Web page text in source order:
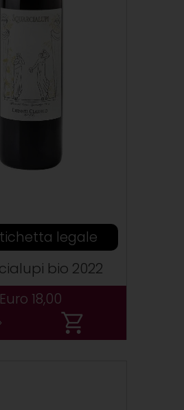
legale
bio 2022
Euro 18,00